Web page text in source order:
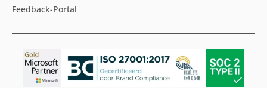
Feedback-Portal